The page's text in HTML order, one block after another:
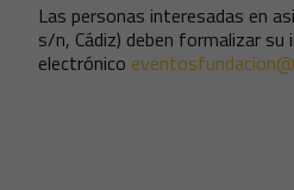
Las personas interesadas en
s/n, Cádiz) deben formalizar
electrónico